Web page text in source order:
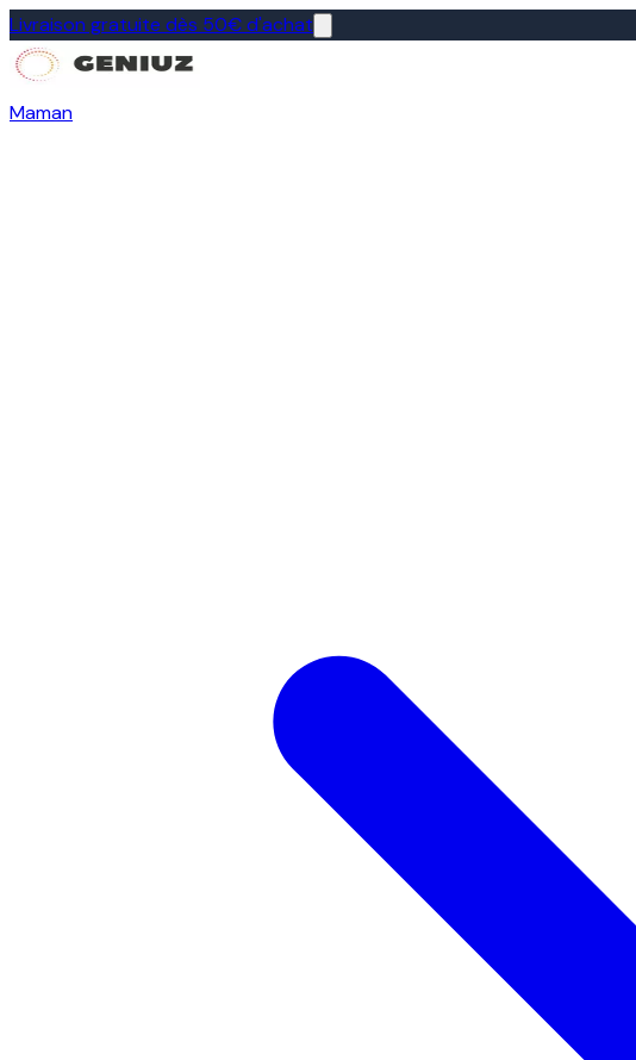
Livraison gratuite dès 50€ d'achat
Maman